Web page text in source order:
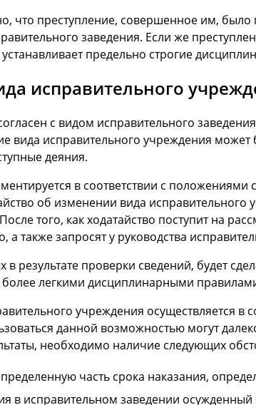
что преступление, совершенное им,
заведения. Если же
предельно строгие
исправительного
с видом исправительного
вида исправительного учреждения
деяния.
в соответствии с
об изменении вида
того, как ходатайство поступит на
а также запросят у руководства
в результате проверки сведений, будет
более легкими дисциплинарными
учреждения осуществляется в
данной возможностью могут
необходимо наличие следующих
часть срока наказания,
в исправительном заведении